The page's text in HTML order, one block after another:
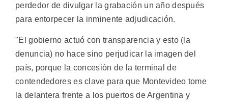
perdedor de divulgar la grabación un año después
para entorpecer la inminente adjudicación.
"El gobierno actuó con transparencia y esto (la
denuncia) no hace sino perjudicar la imagen del
país, porque la concesión de la terminal de
contendedores es clave para que Montevideo tome
la delantera frente a los puertos de Argentina y